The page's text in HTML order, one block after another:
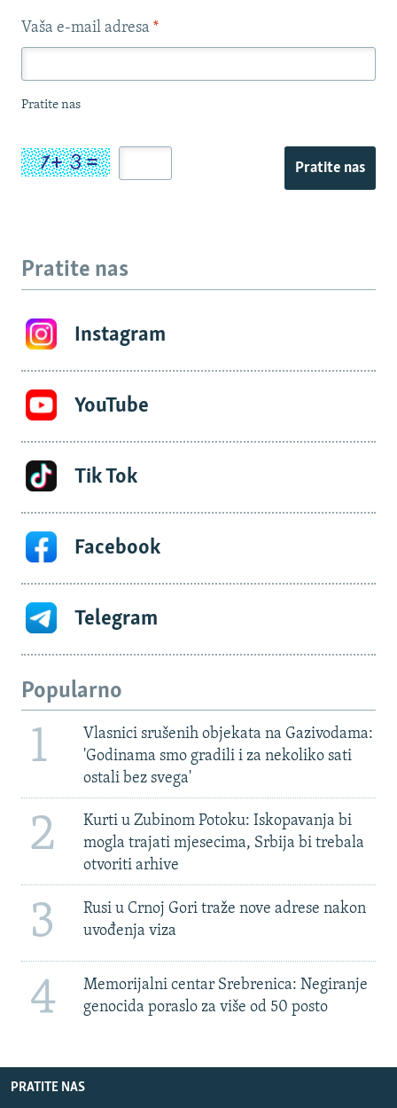
Vaša e-mail adresa *
Pratite nas
Pratite nas
Pratite nas
Instagram
YouTube
Tik Tok
Facebook
Telegram
Popularno
1
Vlasnici srušenih objekata na Gazivodama:
'Godinama smo gradili i za nekoliko sati
ostali bez svega'
2
Kurti u Zubinom Potoku: Iskopavanja bi
mogla trajati mjesecima, Srbija bi trebala
otvoriti arhive
3
Rusi u Crnoj Gori traže nove adrese nakon
uvođenja viza
4
Memorijalni centar Srebrenica: Negiranje
genocida poraslo za više od 50 posto
PRATITE NAS